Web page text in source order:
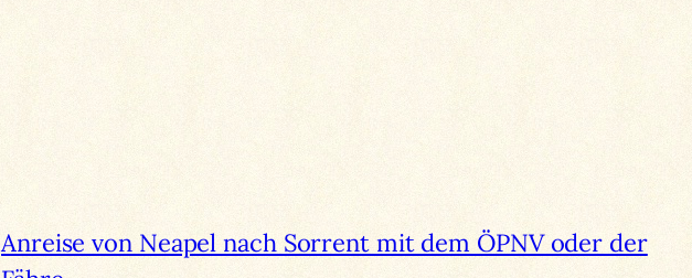
Anreise von Neapel nach Sorrent mit dem ÖPNV oder der